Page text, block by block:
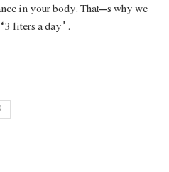
in your body. That’s why we
liters a day”.